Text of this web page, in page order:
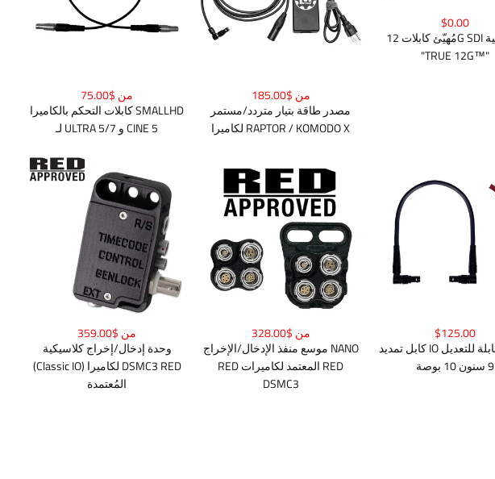
من $75.00
كابلات التحكم بالكاميرا SMALLHD
لـ ULTRA 5/7 و CINE 5
من $185.00
مصدر طاقة بتيار متردد/مستمر
لكاميرا RAPTOR / KOMODO X
$0.00
مُهيّئ كابلات 12G SDI القياسية
"TRUE 12G™"
من $359.00
وحدة إدخال/إخراج كلاسيكية
(Classic IO) لكاميرا DSMC3 RED
المُعتمدة
من $328.00
موسع منفذ الإدخال/الإخراج NANO
RED المعتمد لكاميرات RED
DSMC3
$125.00
كابل تمديد IO بزاوية قابلة للتعديل
9 سنون 10 بوصة